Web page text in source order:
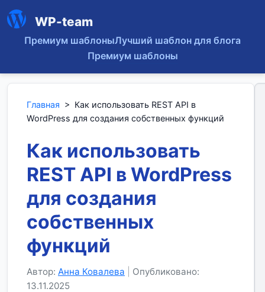
WP-team
Премиум шаблоныЛучший шаблон для блога
Премиум шаблоны
Главная > Как использовать REST API в
WordPress для создания собственных функций
Как использовать
REST API в WordPress
для создания
собственных
функций
Автор: Анна Ковалева
Опубликовано:
13.11.2025